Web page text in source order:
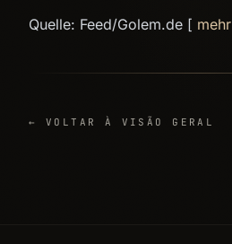
Quelle: Feed/Golem.de [ mehr
← VOLTAR À VISÃO GERAL